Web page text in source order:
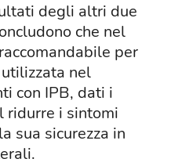
degli altri due
che nel
per
nel
con IPB, dati i
ridurre i sintomi
sua sicurezza in